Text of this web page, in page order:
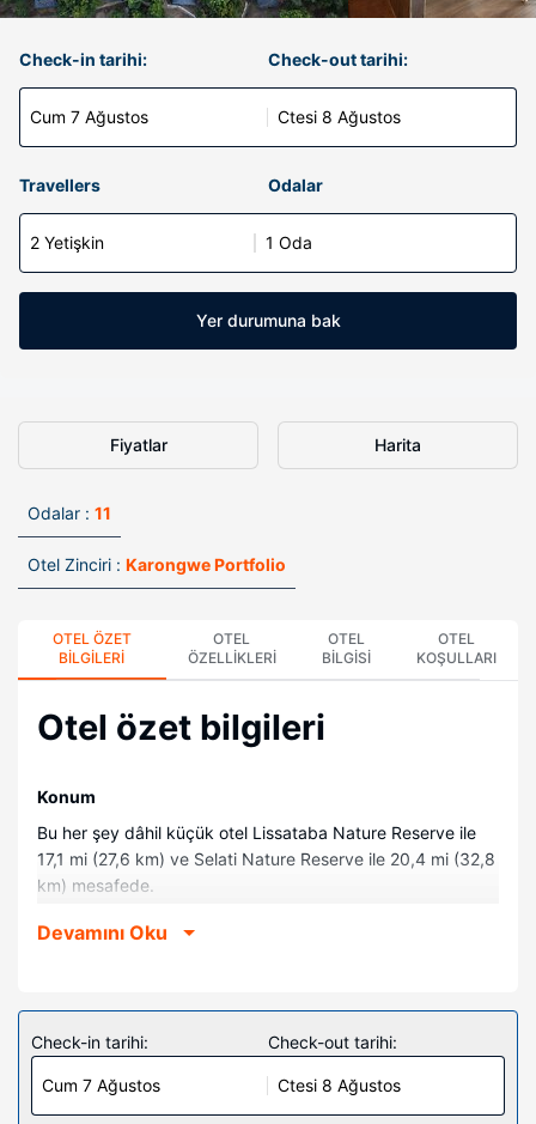
Check-in tarihi:
Cum 7 Ağustos
Check-out tarihi:
Ctesi 8 Ağustos
Travellers Odalar
2 Yetişkin 1 Oda
Yer durumuna bak
Fiyatlar Harita
Odalar : 11
Otel Zinciri : Karongwe Portfolio
OTEL ÖZET
BILGILERI
OTEL
ÖZELLIKLERI
OTEL
BILGISI
OTEL
KOŞULLARI
Otel özet bilgileri
Konum
Bu her şey dâhil küçük otel Lissataba Nature Reserve ile
17,1 mi (27,6 km) ve Selati Nature Reserve ile 20,4 mi (32,8
km) mesafede.
Odalar
kablosuz internet vardır. Özel banyo, ayrı küvet ve duş,
derin küvetler ve ücretsiz banyo/kozmetik ürünleri.
Devamını Oku
Check-in tarihi:
Cum 7 Ağustos
Check-out tarihi:
Ctesi 8 Ağustos